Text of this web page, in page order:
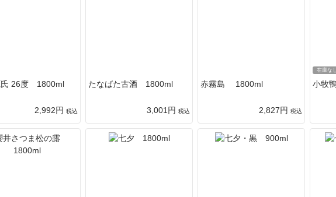
氏 26度 1800ml
2,992円 税込
たなばた古酒 1800ml
3,001円 税込
赤霧島 1800ml
2,827円 税込
在庫な
小牧